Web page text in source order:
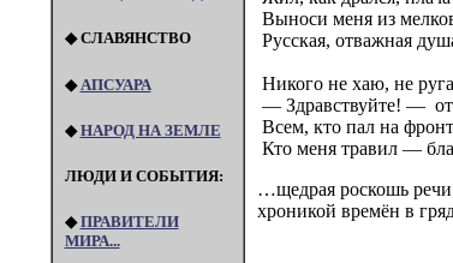
◆ СЛАВЯНСТВО
◆ АПСУАРА
◆НАРОД НА ЗЕМЛЕ
ЛЮДИ И СОБЫТИЯ:
◆ПРАВИТЕЛИ
МИРА...
Выноси меня из
Русская, отважная
Никого не хаю, не
— Здравствуйте! —
Всем, кто пал на
Кто меня травил —
…щедрая роскошь
хроникой времён в